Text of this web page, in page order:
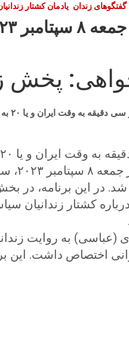
گفتگوهای زندان یادمان کشتار
۲۰۲۳
پخش
و یا ۲۰
اجرا شد. در این
کشتار زندانیان
(عباسی) به روایت
اختصاص داشت. این